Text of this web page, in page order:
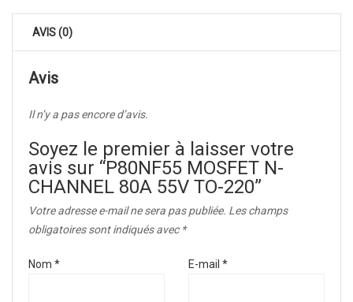
AVIS (0)
Avis
Il n’y a pas encore d’avis.
Soyez le premier à laisser votre
avis sur “P80NF55 MOSFET N-
CHANNEL 80A 55V TO-220”
Votre adresse e-mail ne sera pas publiée. Les champs
obligatoires sont indiqués avec *
Nom * E-mail *